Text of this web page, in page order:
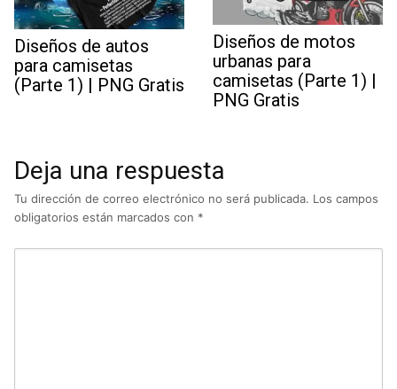
Diseños de autos
para camisetas
(Parte 1) | PNG Gratis
Diseños de motos
urbanas para
camisetas (Parte 1) |
PNG Gratis
Deja una respuesta
Tu dirección de correo electrónico no será publicada. Los campos
obligatorios están marcados con *